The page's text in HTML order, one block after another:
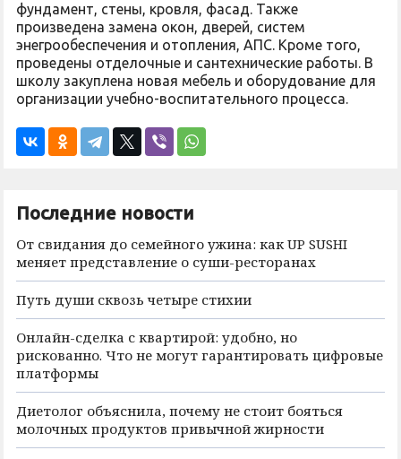
фундамент, стены, кровля, фасад. Также
произведена замена окон, дверей, систем
энегрообеспечения и отопления, АПС. Кроме того,
проведены отделочные и сантехнические работы. В
школу закуплена новая мебель и оборудование для
организации учебно-воспитательного процесса.
Последние новости
От свидания до семейного ужина: как UP SUSHI
меняет представление о суши-ресторанах
Путь души сквозь четыре стихии
Онлайн-сделка с квартирой: удобно, но
рискованно. Что не могут гарантировать цифровые
платформы
Диетолог объяснила, почему не стоит бояться
молочных продуктов привычной жирности